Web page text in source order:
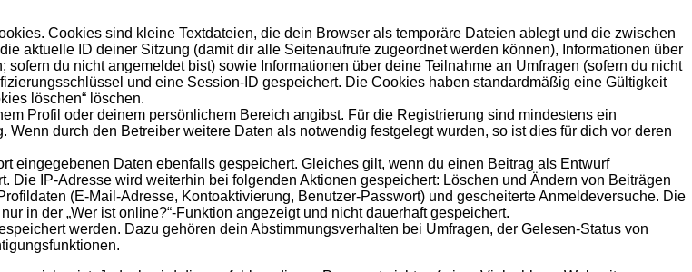
Cookies sind kleine Textdateien, die dein Browser als temporäre Dateien ablegt und die zwischen
aktuelle ID deiner Sitzung (damit dir alle Seitenaufrufe zugeordnet werden können), Informationen über
du nicht angemeldet bist) sowie Informationen über deine Teilnahme an Umfragen (sofern du nicht
und eine Session-ID gespeichert. Die Cookies haben standardmäßig eine Gültigkeit
löschen“ löschen.
Profil oder deinem persönlichem Bereich angibst. Für die Registrierung sind mindestens ein
durch den Betreiber weitere Daten als notwendig festgelegt wurden, so ist dies für dich vor deren
eingegebenen Daten ebenfalls gespeichert. Gleiches gilt, wenn du einen Beitrag als Entwurf
IP-Adresse wird weiterhin bei folgenden Aktionen gespeichert: Löschen und Ändern von Beiträgen
(E-Mail-Adresse, Kontoaktivierung, Benutzer-Passwort) und gescheiterte Anmeldeversuche. Die
in der „Wer ist online?“-Funktion angezeigt und nicht dauerhaft gespeichert.
werden. Dazu gehören dein Abstimmungsverhalten bei Umfragen, der Gelesen-Status von